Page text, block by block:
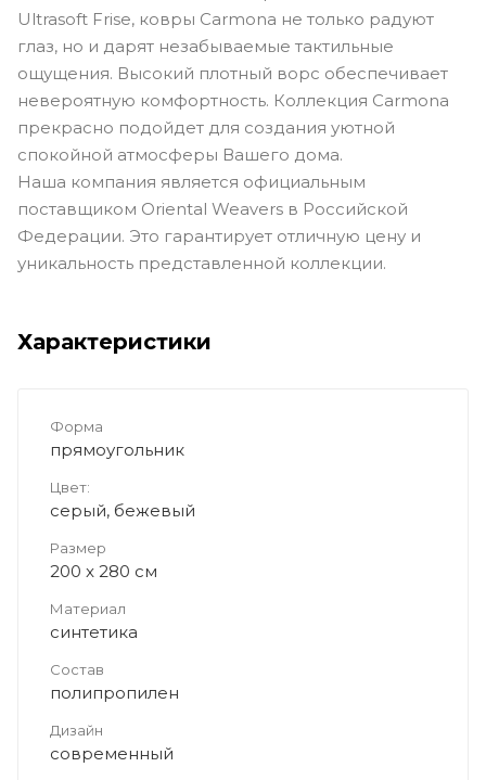
Ultrasoft Frise, ковры Carmona не только радуют
глаз, но и дарят незабываемые тактильные
ощущения. Высокий плотный ворс обеспечивает
невероятную комфортность. Коллекция Carmona
прекрасно подойдет для создания уютной
спокойной атмосферы Вашего дома.
Наша компания является официальным
поставщиком Oriental Weavers в Российской
Федерации. Это гарантирует отличную цену и
уникальность представленной коллекции.
Характеристики
Форма
прямоугольник
Цвет:
серый, бежевый
Размер
200 x 280 см
Материал
синтетика
Состав
полипропилен
Дизайн
современный